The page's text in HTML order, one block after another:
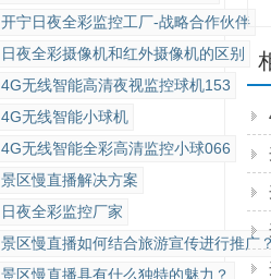
开宁日夜全彩监控工厂-战略合作伙伴
日夜全彩摄像机和红外摄像机的区别
4G无线智能高清夜视监控球机153
4G无线智能小球机
4G无线智能全彩高清监控小球066
景区慢直播解决方案
日夜全彩监控厂家
景区慢直播如何结合旅游宣传进行推广？
景区慢直播具有什么独特的魅力？